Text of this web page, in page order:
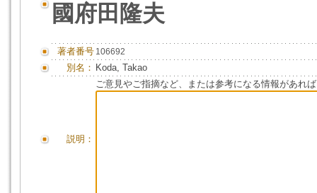
國府田隆夫
著者番号 106692
別名： Koda, Takao
説明：
ご意見やご指摘など、または参考になる情報があれ